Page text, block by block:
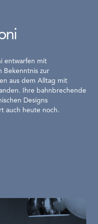
entwarfen mit
Bekenntnis zur
aus dem Alltag mit
Ihre bahnbrechende
Designs
auch heute noch.